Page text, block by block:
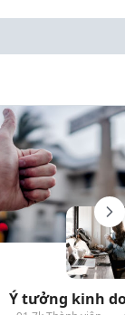
Ý tưởng kinh